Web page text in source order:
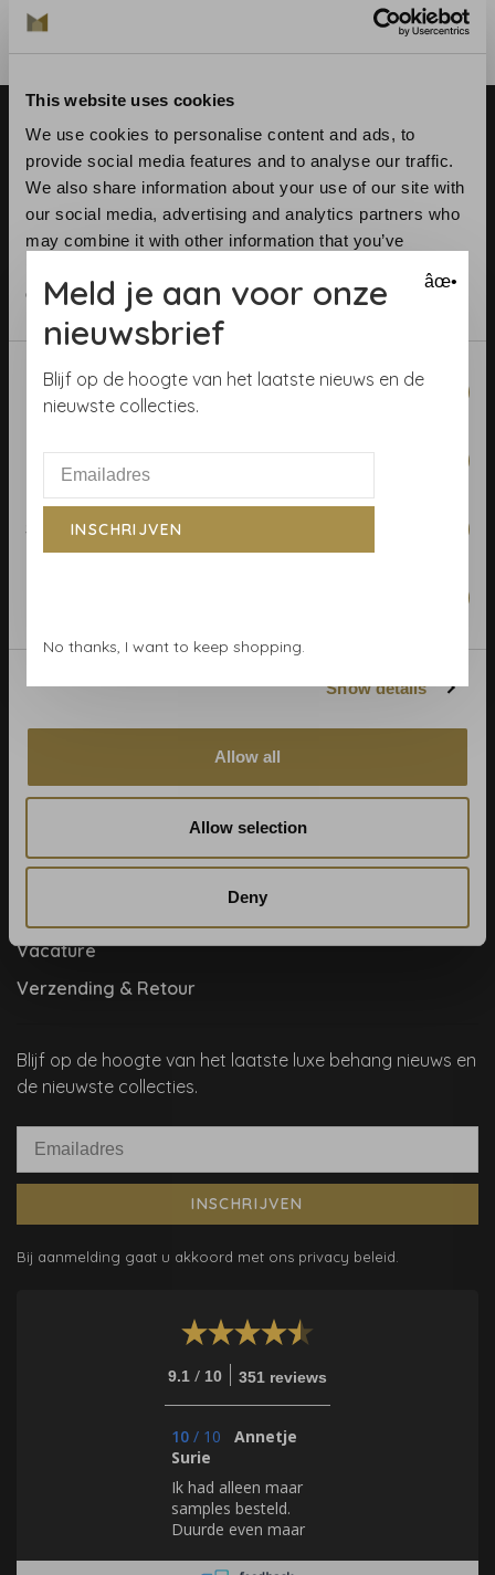
This website uses cookies
We use cookies to personalise content and ads, to
provide social media features and to analyse our traffic.
We also share information about your use of our site with
our social media, advertising and analytics partners who
may combine it with other information that you’ve
of their services.
Consent
Selection
Necessary
Statistics
Show details
Allow all
Allow selection
Deny
Telefoon:+31 (0)23 531 90 08
Adres:Zijlstraat 83, Haarlem
Behangrollen berekenen
Behangwinkel Haarlem
Betaalmethoden
Cookie- en privacyverklaring
Disclaimer
Help, mijn man is klusser
Meet the team!
Samenwerkingen
Vacature
Verzending & Retour
Blijf op de hoogte van het laatste luxe behang nieuws en
de nieuwste collecties.
INSCHRIJVEN
Bij aanmelding gaat u akkoord met ons privacy beleid.
9.1 / 10 351 reviews
10 / 10
Annetje
Surie
Ik had alleen maar
samples besteld.
Duurde even maar
aan de Mooiste
âœ•
Meld je aan voor onze
nieuwsbrief
Blijf op de hoogte van het laatste nieuws en de
nieuwste collecties.
INSCHRIJVEN
No thanks, I want to keep shopping.